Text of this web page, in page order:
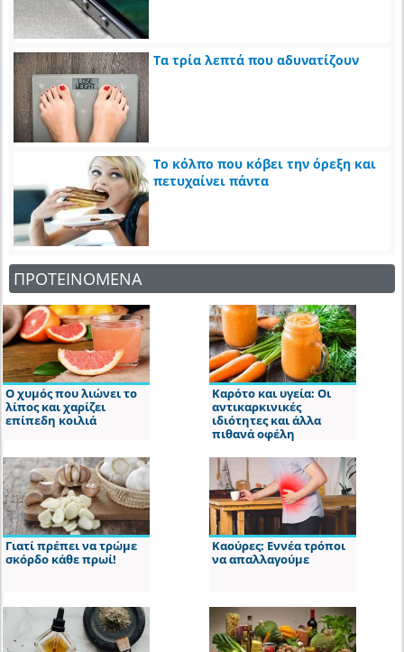
Τα τρία λεπτά που αδυνατίζουν
Το κόλπο που κόβει την όρεξη και
πετυχαίνει πάντα
ΠΡΟΤΕΙΝΟΜΕΝΑ
Ο χυμός που λιώνει το
λίπος και χαρίζει
επίπεδη κοιλιά
Καρότο και υγεία: Οι
αντικαρκινικές
ιδιότητες και άλλα
πιθανά οφέλη
Γιατί πρέπει να τρώμε
σκόρδο κάθε πρωί!
Καούρες: Εννέα τρόποι
να απαλλαγούμε